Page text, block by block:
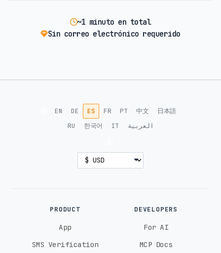
~1 minuto en total
Sin correo electrónico requerido
EN DE ES FR PT 中文
日本語
RU
한국어 IT العربية
PRODUCT
App
SMS Verification
DEVELOPERS
For AI
MCP Docs